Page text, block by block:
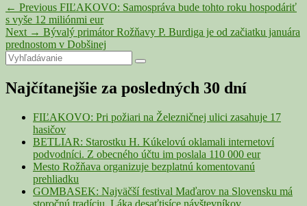
Navigácia
v
článku
← Previous Previous
post:
FIĽAKOVO: Samospráva bude tohto roku hospodáriť
s vyše 12 miliónmi eur
Next → Next
post:
Bývalý primátor Rožňavy P. Burdiga je od začiatku januára
prednostom v Dobšinej
Primary
Sidebar
Widget
Area
Search
for:
Search
Najčítanejšie za posledných 30 dní
FIĽAKOVO: Pri požiari na Železničnej ulici zasahuje 17
hasičov
BETLIAR: Starostku H. Kúkelovú oklamali internetoví
podvodníci. Z obecného účtu im poslala 110 000 eur
Mesto Rožňava organizuje bezplatnú komentovanú
prehliadku
GOMBASEK: Najväčší festival Maďarov na Slovensku má
storočnú tradíciu. Láka desaťtisíce návštevníkov